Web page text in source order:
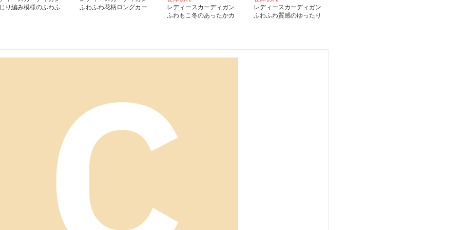
り編み模様のふわふ
ふわふわ花柄ロングカー
レディースカーディガン
ふわもこ冬のあったかカ
レディースカーディガン
ふわふわ質感のゆったり